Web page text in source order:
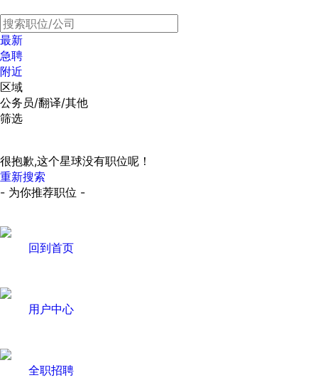
最新
急聘
附近
区域
公务员/翻译/其他
筛选
很抱歉,这个星球没有职位呢！
重新搜索
- 为你推荐职位 -
回到首页
用户中心
全职招聘